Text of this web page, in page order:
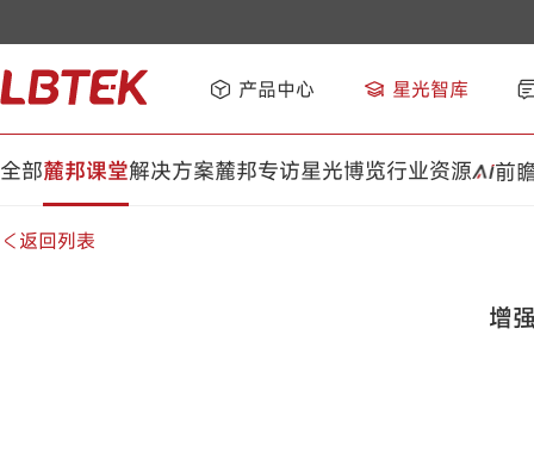
产品中心 星光智库
全部麓邦课堂解决方案麓邦专访星光博览行业资源 前
返回列表
增